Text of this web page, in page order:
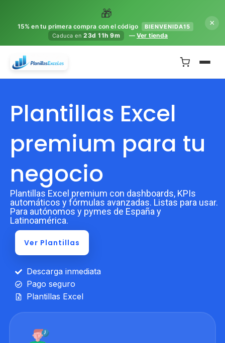
🎁
15% en tu primera compra con el código
BIENVENIDA15
Caduca en 23d 11h 9m —Ver tienda
×
Plantillas Excel
premium para tu
negocio
Plantillas Excel premium con dashboards, KPIs
automáticos y fórmulas avanzadas. Listas para usar.
Para autónomos y pymes de España y
Latinoamérica.
Ver Plantillas
Descarga inmediata
Pago seguro
Plantillas Excel